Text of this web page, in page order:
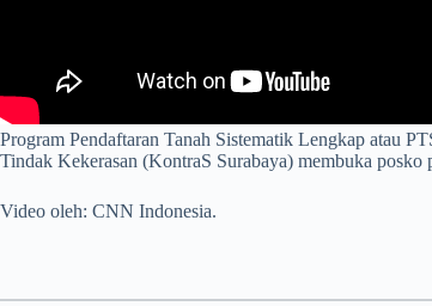
Program Pendaftaran Tanah Sistematik Lengkap atau
Tindak Kekerasan (KontraS Surabaya) membuka
Video oleh: CNN Indonesia.